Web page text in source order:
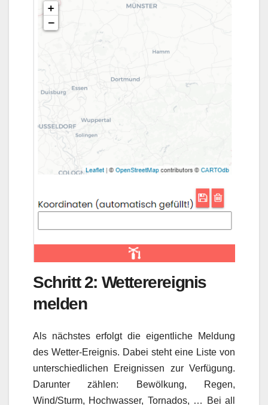
Schritt 2: Wetterereignis
melden
Als nächstes erfolgt die eigentliche Meldung
des Wetter-Ereignis. Dabei steht eine Liste von
unterschiedlichen Ereignissen zur Verfügung.
Darunter zählen: Bewölkung, Regen,
Wind/Sturm, Hochwasser, Tornados, … Bei all